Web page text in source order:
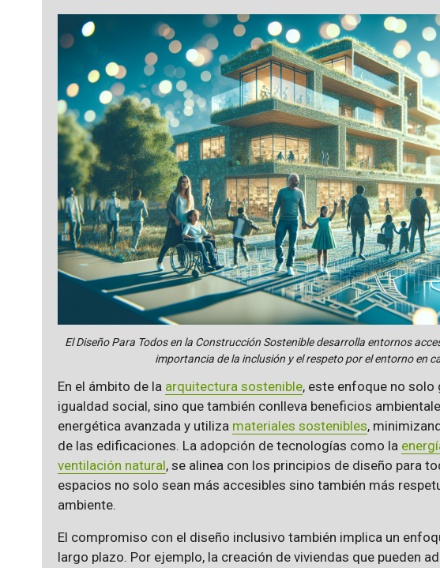
El Diseño Para Todos en la Construcción Sostenible desarrolla entornos
importancia de la inclusión y el respeto por el entorno en
En el ámbito de la arquitectura sostenible, este enfoque no solo
igualdad social, sino que también conlleva beneficios
energética avanzada y utiliza materiales sostenibles,
de las edificaciones. La adopción de tecnologías como la
ventilación natural, se alinea con los principios de diseño para
espacios no solo sean más accesibles sino también más
ambiente.
El compromiso con el diseño inclusivo también implica un
largo plazo. Por ejemplo, la creación de viviendas que pueden